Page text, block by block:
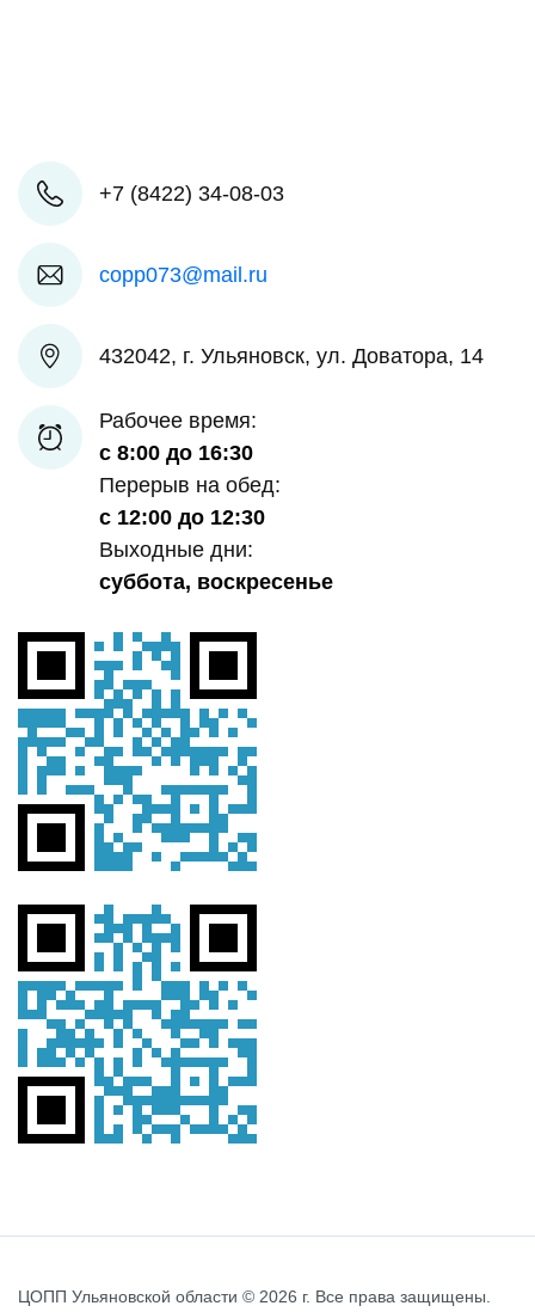
+7 (8422) 34-08-03
copp073@mail.ru
432042, г. Ульяновск, ул. Доватора, 14
Рабочее время:
с 8:00 до 16:30
Перерыв на обед:
с 12:00 до 12:30
Выходные дни:
суббота, воскресенье
ЦОПП Ульяновской области © 2026 г. Все права защищены.